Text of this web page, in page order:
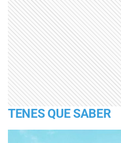
TENES QUE SABER